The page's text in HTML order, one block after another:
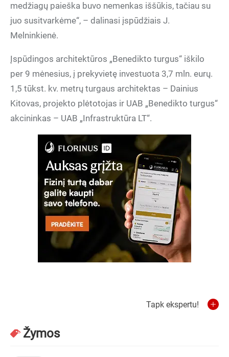
medžiagų paieška buvo nemenkas iššūkis, tačiau su
juo susitvarkėme“, – dalinasi įspūdžiais J.
Melninkienė.
Įspūdingos architektūros „Benedikto turgus“ iškilo
per 9 mėnesius, į prekyvietę investuota 3,7 mln. eurų.
1,5 tūkst. kv. metrų turgaus architektas – Dainius
Kitovas, projekto plėtotojas ir UAB „Benedikto turgus“
akcininkas – UAB „Infrastruktūra LT“.
Tapk ekspertu!
Žymos